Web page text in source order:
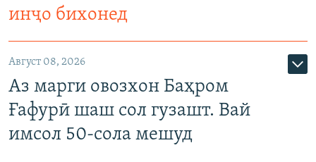
инҷо бихонед
Август 08, 2026
Аз марги овозхон Баҳром
Ғафурӣ шаш сол гузашт. Вай
имсол 50-сола мешуд